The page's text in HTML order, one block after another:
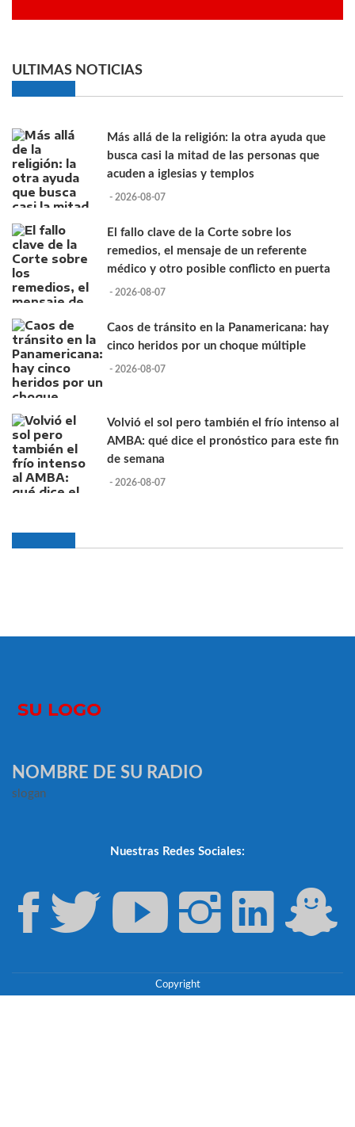
ULTIMAS NOTICIAS
Más allá de la religión: la otra ayuda que
busca casi la mitad de las personas que
acuden a iglesias y templos
- 2026-08-07
El fallo clave de la Corte sobre los
remedios, el mensaje de un referente
médico y otro posible conflicto en puerta
- 2026-08-07
Caos de tránsito en la Panamericana: hay
cinco heridos por un choque múltiple
- 2026-08-07
Volvió el sol pero también el frío intenso al
AMBA: qué dice el pronóstico para este fin
de semana
- 2026-08-07
NOMBRE DE SU RADIO
slogan
Nuestras Redes Sociales:
Copyright